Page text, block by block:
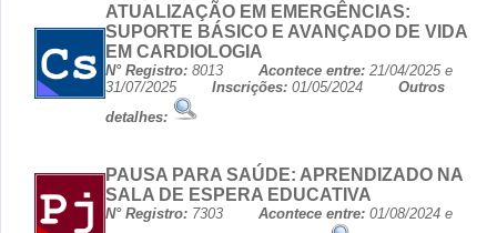
ATUALIZAÇÃO EM EMERGÊNCIAS:
SUPORTE BÁSICO E AVANÇADO DE VIDA
EM CARDIOLOGIA
N° Registro: 8013 Acontece entre: 21/04/2025 e
31/07/2025 Inscrições: 01/05/2024 Outros
detalhes:
PAUSA PARA SAÚDE: APRENDIZADO NA
SALA DE ESPERA EDUCATIVA
N° Registro: 7303 Acontece entre: 01/08/2024 e